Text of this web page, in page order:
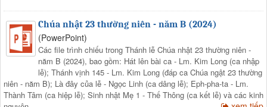
Chúa nhật 23 thường niên - năm B (2024)
(PowerPoint)
Các file trình chiếu trong Thánh lễ Chúa nhật 23 thường niên -
năm B (2024), bao gồm: Hát lên bài ca - Lm. Kim Long (ca nhập
lễ); Thánh vịnh 145 - Lm. Kim Long (đáp ca Chúa ngật 23 thường
niên - năm B); Là đây của lễ - Ngọc Linh (ca dâng lễ); Eph-pha-ta - Lm.
Thành Tâm (ca hiệp lễ); Sinh nhật Mẹ 1 - Thế Thông (ca kết lễ) và các kinh